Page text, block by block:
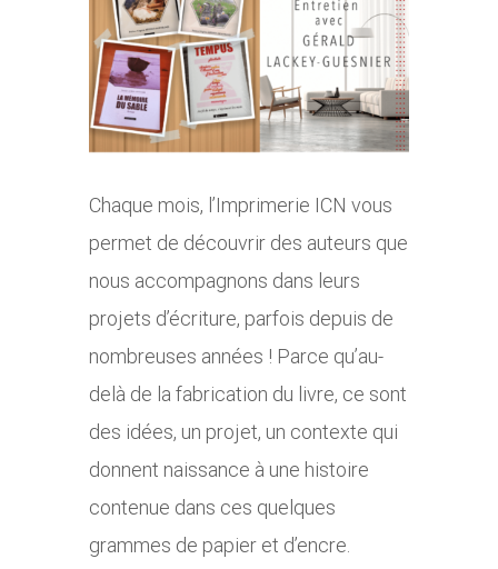
agrandie
Chaque mois, l’Imprimerie ICN vous
permet de découvrir des auteurs que
nous accompagnons dans leurs
projets d’écriture, parfois depuis de
nombreuses années ! Parce qu’au-
delà de la fabrication du livre, ce sont
des idées, un projet, un contexte qui
donnent naissance à une histoire
contenue dans ces quelques
grammes de papier et d’encre.